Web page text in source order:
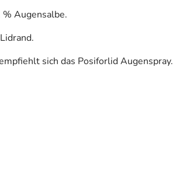
Augensalbe.
sich das Posiforlid Augenspray.